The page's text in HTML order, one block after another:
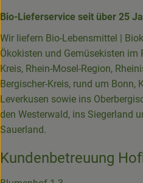
Bio-Lieferservice seit über 25
Wir liefern Bio-Lebensmittel |
Ökokisten und Gemüsekisten im
Kreis, Rhein-Mosel-Region,
Bergischer-Kreis, rund um Bonn,
Leverkusen sowie ins
den Westerwald, ins Siegerland
Sauerland.
Kundenbetreuung